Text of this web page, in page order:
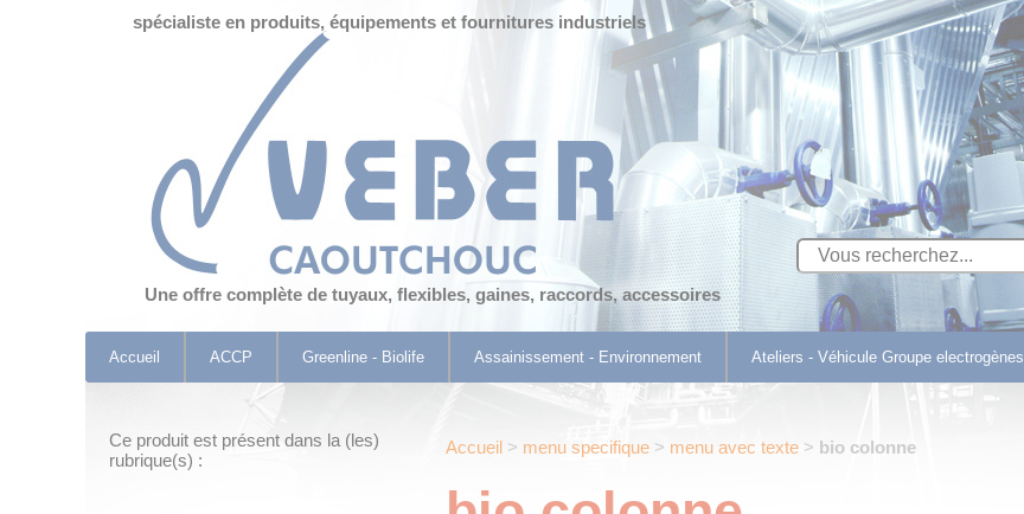
spécialiste en produits, équipements et fournitures industriels
Une offre complète de tuyaux, flexibles, gaines, raccords, accessoires
Accueil ACCP Greenline - Biolife Assainissement - Environnement Ateliers - Véhicule Groupe electrogènes
Ce produit est présent dans la (les)
rubrique(s) :
Accueil > menu specifique > menu avec texte > bio colonne
Panneau de gestion des cookies